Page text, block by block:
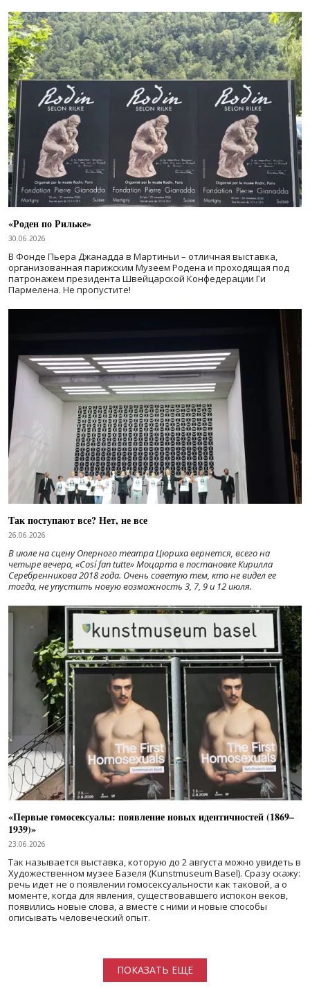
«Роден по Рильке»
30.06.2026
В Фонде Пьера Джанадда в Мартиньи – отличная выставка,
организованная парижским Музеем Родена и проходящая под
патронажем президента Швейцарской Конфедерации Ги
Пармелена. Не пропустите!
Так поступают все? Нет, не все
26.06.2026
В июле на сцену Оперного театра Цюриха вернется, всего на
четыре вечера, «Cosí fan tutte» Моцарта в постановке Кирилла
Серебренникова 2018 года. Очень советую тем, кто не видел ее
тогда, не упустить новую возможность 3, 7, 9 и 12 июля.
«Первые гомосексуалы: появление новых идентичностей (1869–
1939)»
23.06.2026
Так называется выставка, которую до 2 августа можно увидеть в
Художественном музее Базеля (Kunstmuseum Basel). Сразу скажу:
речь идет не о появлении гомосексуальности как таковой, а о
моменте, когда для явления, существовавшего испокон веков,
появились новые слова, а вместе с ними и новые способы
описывать человеческий опыт.
ПОКАЗАТЬ ЕЩЕ